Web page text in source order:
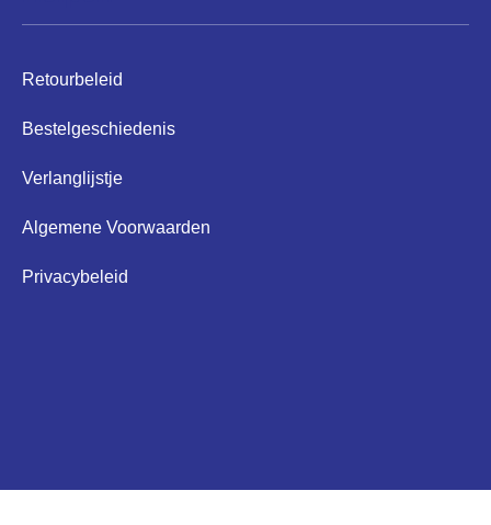
Retourbeleid
Bestelgeschiedenis
Verlanglijstje
Algemene Voorwaarden
Privacybeleid